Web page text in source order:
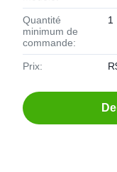
Quantité
minimum de
commande:
1
Prix: